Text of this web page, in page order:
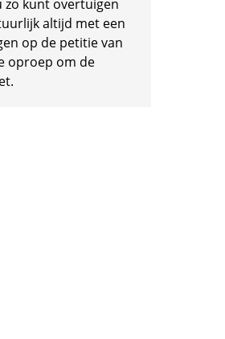
kunt overtuigen
altijd met een
op de petitie van
oproep om de